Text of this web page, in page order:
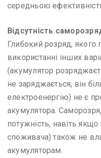
середньою
Відсутність
Глибокий розряд, якого
використанні інших
(акумулятор
не заряджається, він
електроенергію) не є
акумулятора.
потужність, навіть
споживача) також не
акумуляторам.